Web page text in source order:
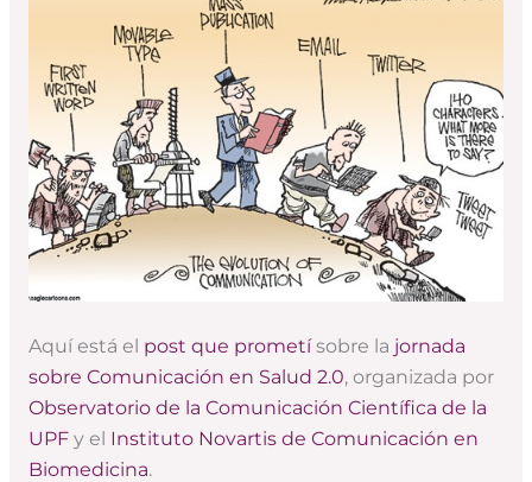
Aquí está el post que prometísobre la jornada
sobre Comunicación en Salud 2.0, organizada por
Observatorio de la Comunicación Científica de la
UPFy el Instituto Novartis de Comunicación en
Biomedicina.